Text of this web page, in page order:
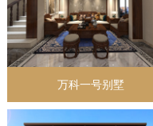
万科一号别墅